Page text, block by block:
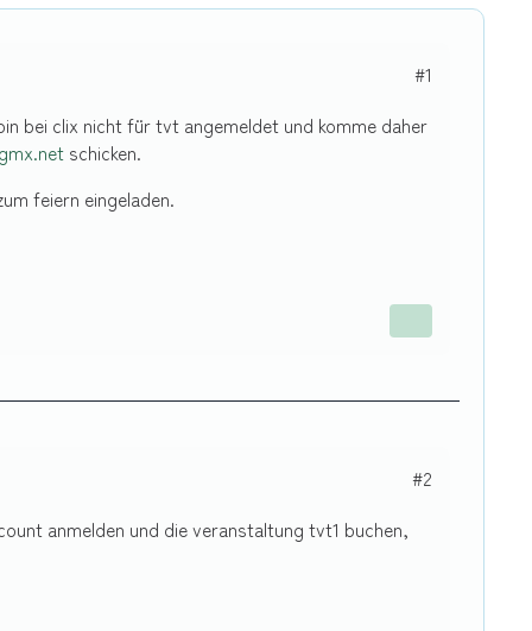
#1
bei clix nicht für tvt angemeldet und komme daher
schicken.
feiern eingeladen.
#2
anmelden und die veranstaltung tvt1 buchen,